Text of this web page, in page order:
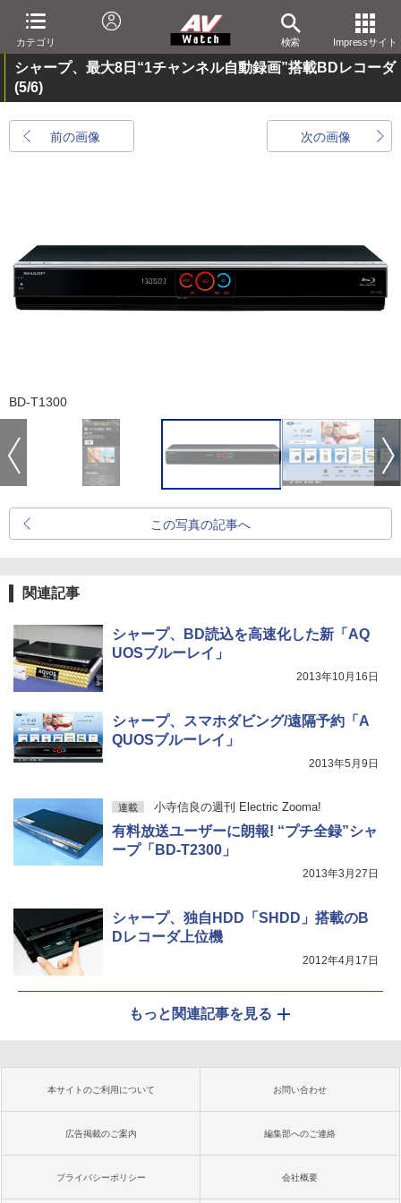
カテゴリ 検索 Impressサイト
シャープ、最大8日“1チャンネル自動録画”搭載BDレコーダ
(5/6)
前の画像 次の画像
BD-T1300
この写真の記事へ
関連記事
シャープ、BD読込を高速化した新「AQ
UOSブルーレイ」
2013年10月16日
シャープ、スマホダビング/遠隔予約「A
QUOSブルーレイ」
2013年5月9日
連載 小寺信良の週刊 Electric Zooma!
有料放送ユーザーに朗報! “プチ全録”シャ
ープ「BD-T2300」
2013年3月27日
シャープ、独自HDD「SHDD」搭載のB
Dレコーダ上位機
2012年4月17日
もっと関連記事を見る
本サイトのご利用について お問い合わせ
広告掲載のご案内 編集部へのご連絡
プライバシーポリシー 会社概要